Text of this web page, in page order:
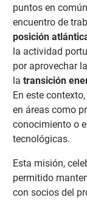
puntos en
encuentro de
posición
la actividad
por aprovechar
la transición
En este
en áreas como
conocimiento o
tecnológicas.
Esta misión,
permitido
con socios del